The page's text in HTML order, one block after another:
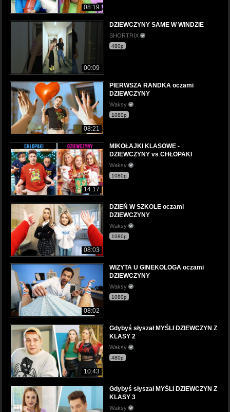
08:19
00:09
DZIEWCZYNY SAME W WINDZIE
SHORTRIX
480p
08:21
PIERWSZA RANDKA oczami
DZIEWCZYNY
Waksy
1080p
14:17
MIKOŁAJKI KLASOWE -
DZIEWCZYNY vs CHŁOPAKI
Waksy
1080p
08:03
DZIEŃ W SZKOLE oczami
DZIEWCZYNY
Waksy
1080p
08:02
WIZYTA U GINEKOLOGA oczami
DZIEWCZYNY
Waksy
1080p
10:43
Gdybyś słyszał MYŚLI DZIEWCZYN Z
KLASY 2
Waksy
480p
Gdybyś słyszał MYŚLI DZIEWCZYN Z
KLASY 3
Waksy